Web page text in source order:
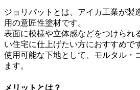
ジョリパットとは、アイカ工業が製
用の意匠性塗材です。
表面に模様や立体感などをつけられ
い住宅に仕上げたい方におすすめで
使用可能な下地として、モルタル・
ます。
メリットとは？